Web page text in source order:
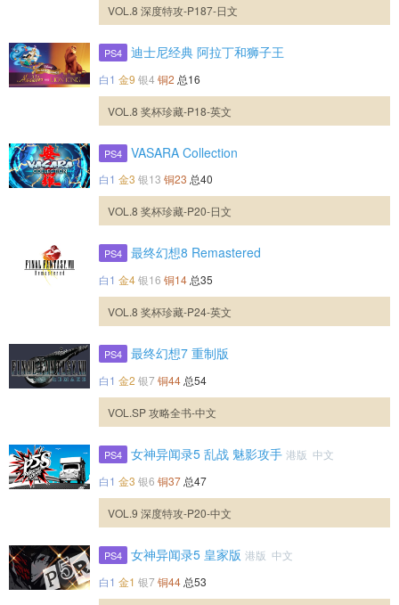
VOL.8 深度特攻-P187-日文
PS4 迪士尼经典 阿拉丁和狮子王
白1 金9 银4 铜2 总16
VOL.8 奖杯珍藏-P18-英文
PS4 VASARA Collection
白1 金3 银13 铜23 总40
VOL.8 奖杯珍藏-P20-日文
PS4 最终幻想8 Remastered
白1 金4银16 铜14 总35
VOL.8 奖杯珍藏-P24-英文
PS4 最终幻想7 重制版
白1 金2 银7 铜44 总54
VOL.SP 攻略全书-中文
PS4 女神异闻录5 乱战 魅影攻手 港版 中文
白1 金3 银6 铜37 总47
VOL.9 深度特攻-P20-中文
PS4 女神异闻录5 皇家版 港版 中文
白1 金1 银7 铜44 总53